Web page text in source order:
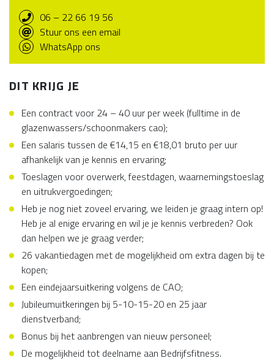
06 – 22 66 19 56
Stuur ons een email
WhatsApp ons
DIT KRIJG JE
Een contract voor 24 – 40 uur per week (fulltime in de
glazenwassers/schoonmakers cao);
Een salaris tussen de €14,15 en €18,01 bruto per uur
afhankelijk van je kennis en ervaring;
Toeslagen voor overwerk, feestdagen, waarnemingstoeslag
en uitrukvergoedingen;
Heb je nog niet zoveel ervaring, we leiden je graag intern op!
Heb je al enige ervaring en wil je je kennis verbreden? Ook
dan helpen we je graag verder;
26 vakantiedagen met de mogelijkheid om extra dagen bij te
kopen;
Een eindejaarsuitkering volgens de CAO;
Jubileumuitkeringen bij 5-10-15-20 en 25 jaar
dienstverband;
Bonus bij het aanbrengen van nieuw personeel;
De mogelijkheid tot deelname aan Bedrijfsfitness.